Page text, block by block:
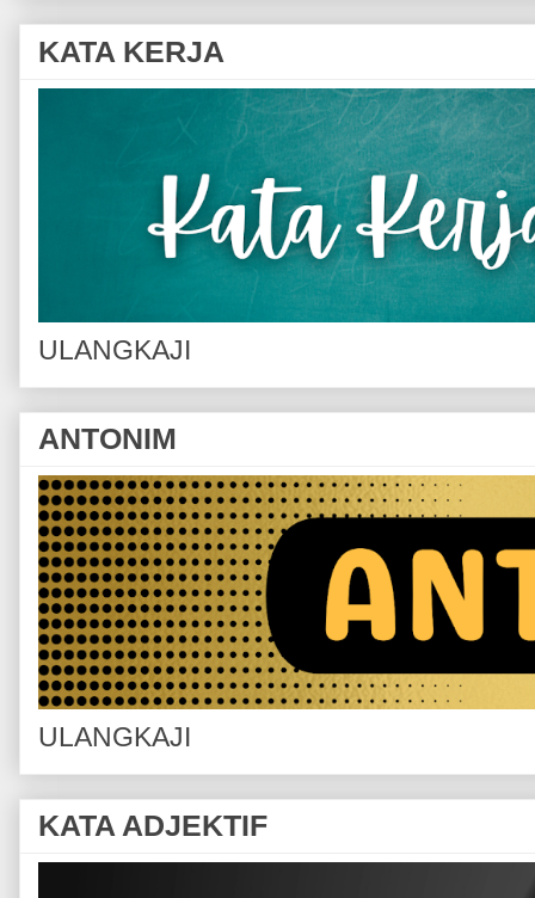
KATA KERJA
ULANGKAJI
ANTONIM
ULANGKAJI
KATA ADJEKTIF